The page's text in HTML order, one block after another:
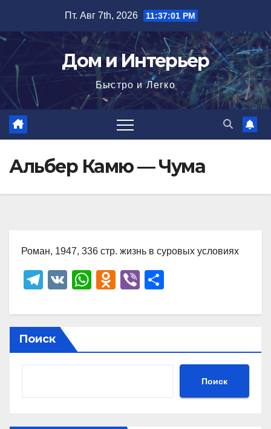
содержимому
Пт. Авг 7th, 2026 11:37:03 PM
Дом и Интерьер
Быстро и Легко
Альбер Камю — Чума
Роман, 1947, 336 стр. жизнь в суровых условиях
T
e
gr
a
V
W
at
A
O
n
kl
Vi
er р
в
ть
Поиск
Поиск